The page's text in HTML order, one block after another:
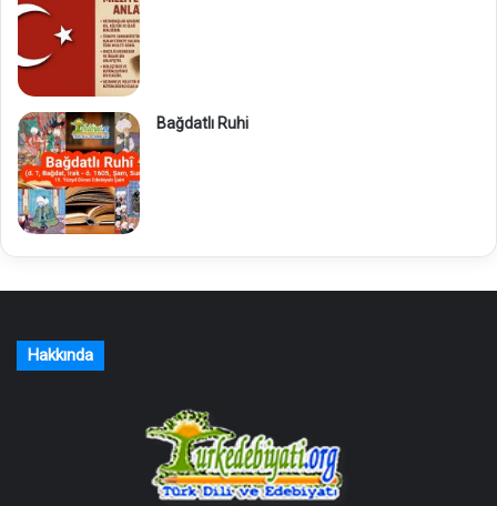
Bağdatlı Ruhi
Hakkında